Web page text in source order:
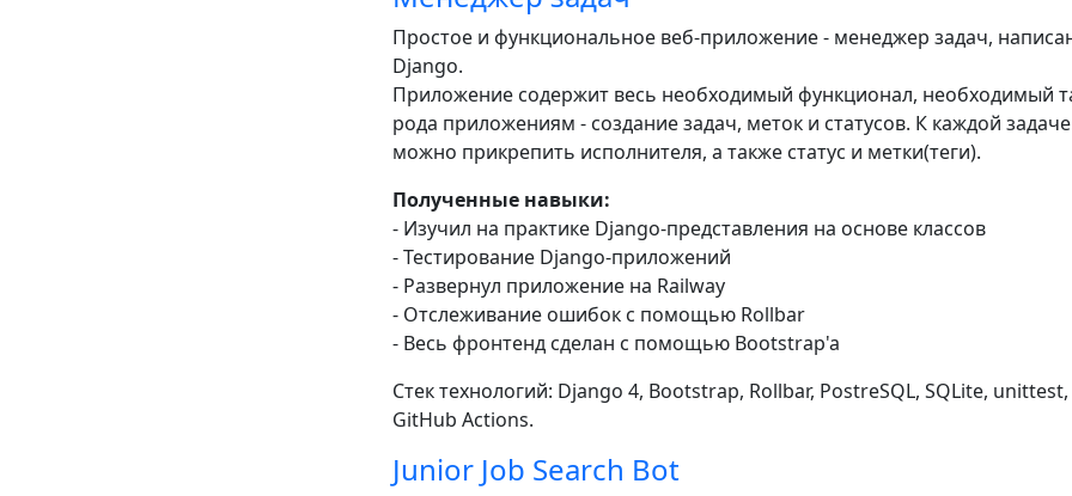
Простое и функциональное веб-приложение - менеджер задач,
Django.
Приложение содержит весь необходимый функционал, необходимый
рода приложениям - создание задач, меток и статусов. К каждой задаче
можно прикрепить исполнителя, а также статус и метки(теги).
Полученные навыки:
- Изучил на практике Django-представления на основе классов
- Тестирование Django-приложений
- Развернул приложение на Railway
- Отслеживание ошибок с помощью Rollbar
- Весь фронтенд сделан с помощью Bootstrap'a
Стек технологий: Django 4, Bootstrap, Rollbar, PostreSQL, SQLite, unittest,
GitHub Actions.
Junior Job Search Bot